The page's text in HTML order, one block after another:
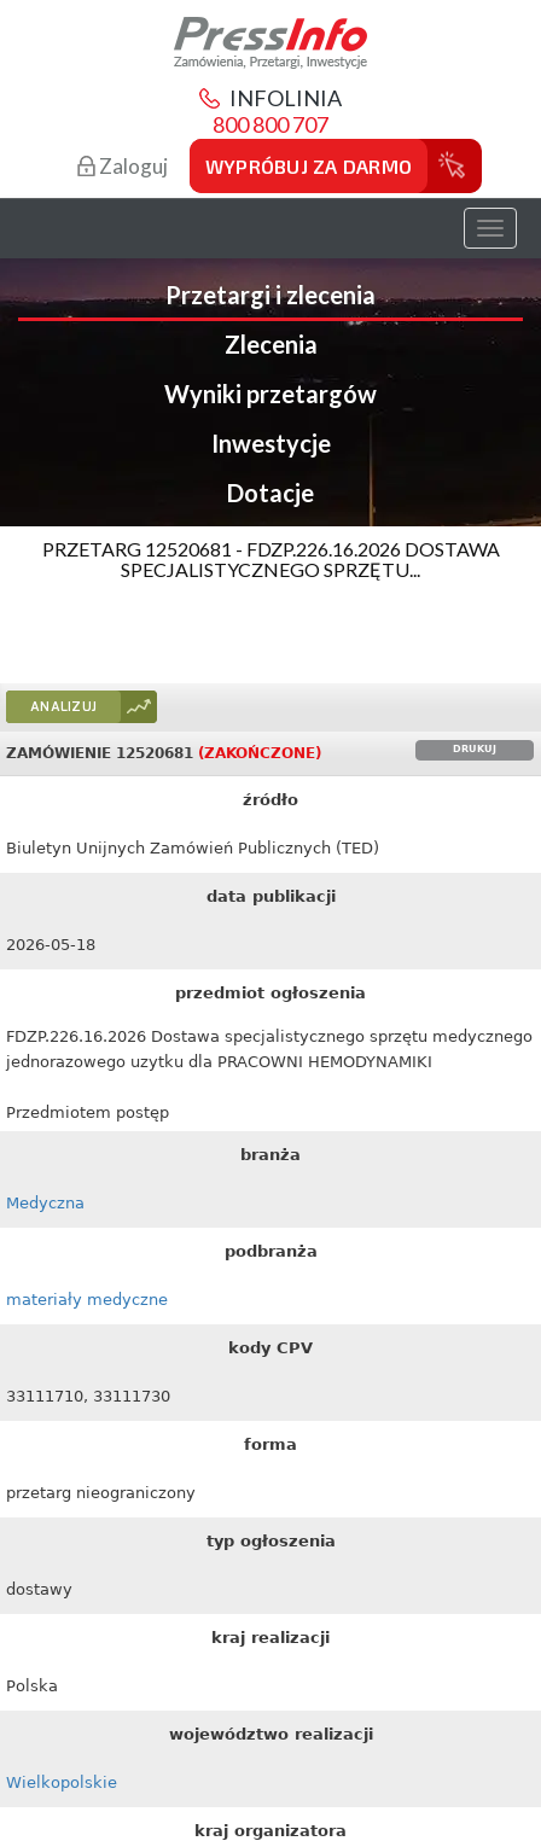
INFOLINIA
800 800 707
Zaloguj WYPRÓBUJ ZA DARMO
Toggle
Przetargi i zlecenia
Zlecenia
Wyniki przetargów
Inwestycje
Dotacje
PRZETARG 12520681 - FDZP.226.16.2026 DOSTAWA
SPECJALISTYCZNEGO SPRZĘTU...
ANALIZUJ
DRUKUJ
ZAMÓWIENIE 12520681 (ZAKOŃCZONE)
źródło
Biuletyn Unijnych Zamówień Publicznych (TED)
data publikacji
2026-05-18
przedmiot ogłoszenia
FDZP.226.16.2026 Dostawa specjalistycznego sprzętu medycznego
jednorazowego uzytku dla PRACOWNI HEMODYNAMIKI
Przedmiotem postęp
branża
Medyczna
podbranża
materiały medyczne
kody CPV
33111710, 33111730
forma
przetarg nieograniczony
typ ogłoszenia
dostawy
kraj realizacji
Polska
województwo realizacji
Wielkopolskie
kraj organizatora